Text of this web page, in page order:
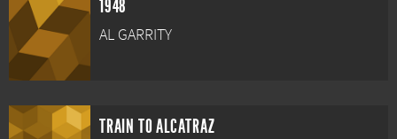
1948
AL GARRITY
TRAIN TO ALCATRAZ